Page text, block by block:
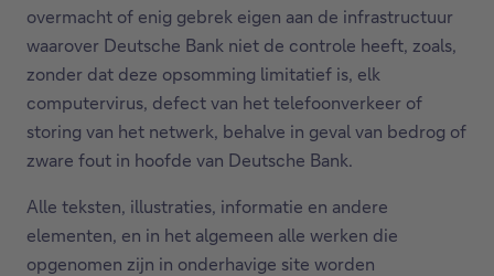
overmacht of enig gebrek eigen aan de infrastructuur
waarover Deutsche Bank niet de controle heeft, zoals,
zonder dat deze opsomming limitatief is, elk
computervirus, defect van het telefoonverkeer of
storing van het netwerk, behalve in geval van bedrog of
zware fout in hoofde van Deutsche Bank.
Alle teksten, illustraties, informatie en andere
elementen, en in het algemeen alle werken die
opgenomen zijn in onderhavige site worden